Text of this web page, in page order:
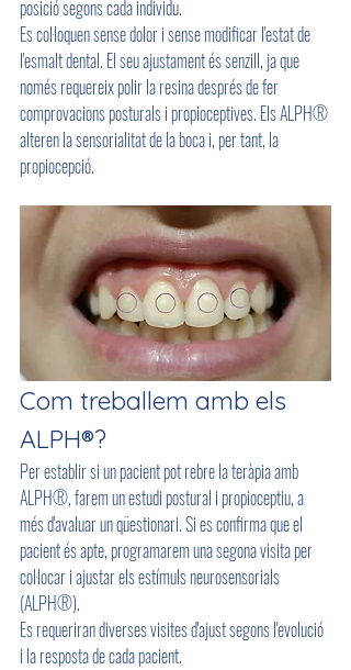
posició segons cada individu.
Es col·loquen sense dolor i sense modificar l'estat de
l'esmalt dental. El seu ajustament és senzill, ja que
només requereix polir la resina després de fer
comprovacions posturals i propioceptives. Els ALPH®
alteren la sensorialitat de la boca i, per tant, la
propiocepció.
Com treballem amb els
ALPH®?
Per establir si un pacient pot rebre la teràpia amb
ALPH®, farem un estudi postural i propioceptiu, a
més d'avaluar un qüestionari. Si es confirma que el
pacient és apte, programarem una segona visita per
col·locar i ajustar els estímuls neurosensorials
(ALPH®).
Es requeriran diverses visites d'ajust segons l'evolució
i la resposta de cada pacient.